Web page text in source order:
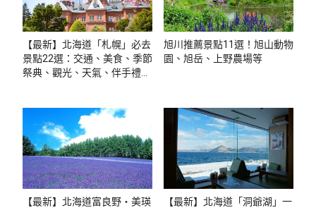
【最新】北海道「札幌」必去
景點22選：交通、美食、季節
祭典、觀光、天氣、伴手禮、
旭川推薦景點11選！旭山動物
園、旭岳、上野農場等
【最新】北海道富良野・美瑛 【最新】北海道「洞爺湖」一